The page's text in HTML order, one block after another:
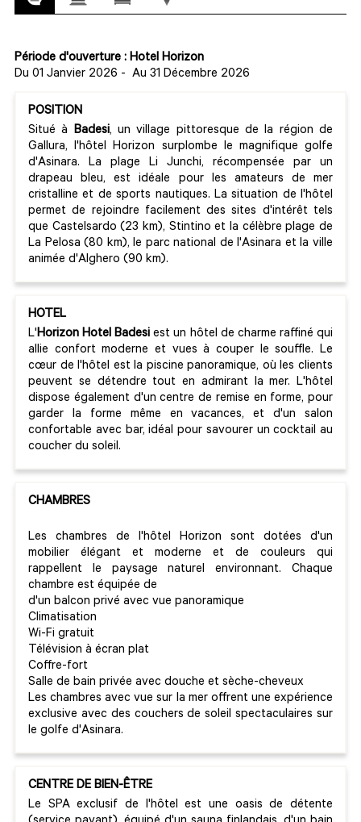
Période d'ouverture : Hotel Horizon
Du 01 Janvier 2026 - Au 31 Décembre 2026
POSITION
Situé à Badesi, un village pittoresque de la région de
Gallura, l'hôtel Horizon surplombe le magnifique golfe
d'Asinara. La plage Li Junchi, récompensée par un
drapeau bleu, est idéale pour les amateurs de mer
cristalline et de sports nautiques. La situation de l'hôtel
permet de rejoindre facilement des sites d'intérêt tels
que Castelsardo (23 km), Stintino et la célèbre plage de
La Pelosa (80 km), le parc national de l'Asinara et la ville
animée d'Alghero (90 km).
HOTEL
L'Horizon Hotel Badesi est un hôtel de charme raffiné qui
allie confort moderne et vues à couper le souffle. Le
cœur de l'hôtel est la piscine panoramique, où les clients
peuvent se détendre tout en admirant la mer. L'hôtel
dispose également d'un centre de remise en forme, pour
garder la forme même en vacances, et d'un salon
confortable avec bar, idéal pour savourer un cocktail au
coucher du soleil.
CHAMBRES
Les chambres de l'hôtel Horizon sont dotées d'un
mobilier élégant et moderne et de couleurs qui
rappellent le paysage naturel environnant. Chaque
chambre est équipée de
d'un balcon privé avec vue panoramique
Climatisation
Wi-Fi gratuit
Télévision à écran plat
Coffre-fort
Salle de bain privée avec douche et sèche-cheveux
Les chambres avec vue sur la mer offrent une expérience
exclusive avec des couchers de soleil spectaculaires sur
le golfe d'Asinara.
CENTRE DE BIEN-ÊTRE
Le SPA exclusif de l'hôtel est une oasis de détente